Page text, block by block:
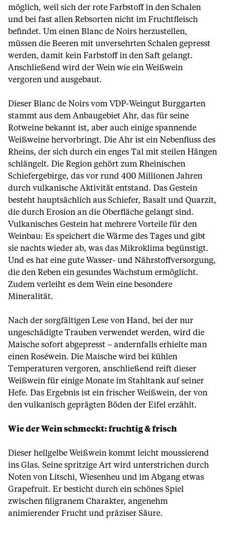
möglich, weil sich der rote Farbstoff in den Schalen
und bei fast allen Rebsorten nicht im Fruchtfleisch
befindet. Um einen Blanc de Noirs herzustellen,
müssen die Beeren mit unversehrten Schalen gepresst
werden, damit kein Farbstoff in den Saft gelangt.
Anschließend wird der Wein wie ein Weißwein
vergoren und ausgebaut.
Dieser Blanc de Noirs vom VDP-Weingut Burggarten
stammt aus dem Anbaugebiet Ahr, das für seine
Rotweine bekannt ist, aber auch einige spannende
Weißweine hervorbringt. Die Ahr ist ein Nebenfluss des
Rheins, der sich durch ein enges Tal mit steilen Hängen
schlängelt. Die Region gehört zum Rheinischen
Schiefergebirge, das vor rund 400 Millionen Jahren
durch vulkanische Aktivität entstand. Das Gestein
besteht hauptsächlich aus Schiefer, Basalt und Quarzit,
die durch Erosion an die Oberfläche gelangt sind.
Vulkanisches Gestein hat mehrere Vorteile für den
Weinbau: Es speichert die Wärme des Tages und gibt
sie nachts wieder ab, was das Mikroklima begünstigt.
Und es hat eine gute Wasser- und Nährstoffversorgung,
die den Reben ein gesundes Wachstum ermöglicht.
Zudem verleiht es dem Wein eine besondere
Mineralität.
Nach der sorgfältigen Lese von Hand, bei der nur
ungeschädigte Trauben verwendet werden, wird die
Maische sofort abgepresst – andernfalls erhielte man
einen Roséwein. Die Maische wird bei kühlen
Temperaturen vergoren, anschließend reift dieser
Weißwein für einige Monate im Stahltank auf seiner
Hefe. Das Ergebnis ist ein frischer Weißwein, der von
den vulkanisch geprägten Böden der Eifel erzählt.
Wie der Wein schmeckt: fruchtig & frisch
Dieser hellgelbe Weißwein kommt leicht moussierend
ins Glas. Seine spritzige Art wird unterstrichen durch
Noten von Litschi, Wiesenheu und im Abgang etwas
Grapefruit. Er besticht durch ein schönes Spiel
zwischen filigranem Charakter, angenehm
animierender Frucht und präziser Säure.